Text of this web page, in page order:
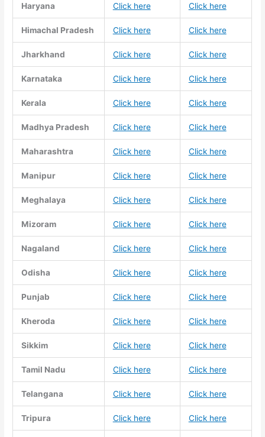
Haryana Click here Click here
Himachal Pradesh Click here Click here
Jharkhand Click here Click here
Karnataka Click here Click here
Kerala Click here Click here
Madhya Pradesh Click here Click here
Maharashtra Click here Click here
Manipur Click here Click here
Meghalaya Click here Click here
Mizoram Click here Click here
Nagaland Click here Click here
Odisha Click here Click here
Punjab Click here Click here
Kheroda Click here Click here
Sikkim Click here Click here
Tamil Nadu Click here Click here
Telangana Click here Click here
Tripura Click here Click here